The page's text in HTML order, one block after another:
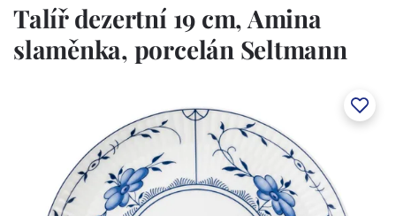
Talíř dezertní 19 cm, Amina
slaměnka, porcelán Seltmann